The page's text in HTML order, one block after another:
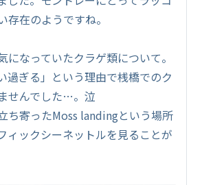
存在のようですね。
になっていたクラゲ類について。
過ぎる」という理由で桟橋でのク
せんでした…。泣
ち寄ったMoss landingという場所
ィックシーネットルを見ることが